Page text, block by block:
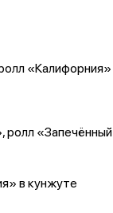
ролл
в кунжуте